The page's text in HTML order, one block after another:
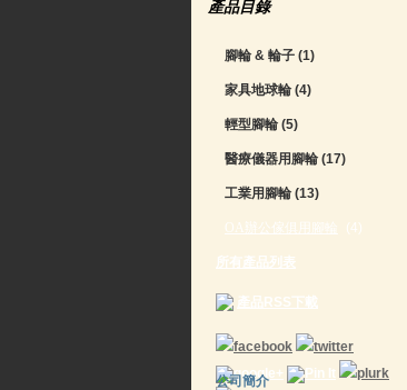
產品目錄
腳輪 & 輪子 (1)
家具地球輪 (4)
輕型腳輪 (5)
醫療儀器用腳輪 (17)
工業用腳輪 (13)
OA辦公傢俱用腳輪 (4)
所有產品列表
產品RSS下載
公司簡介